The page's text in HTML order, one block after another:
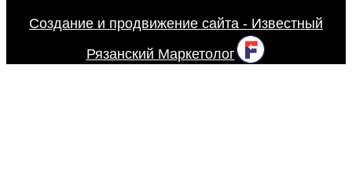
Создание и продвижение сайта - Известный
Рязанский Маркетолог